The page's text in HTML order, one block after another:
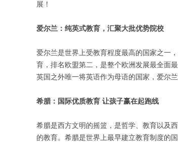
展！
爱尔兰：纯英式教育，汇聚大批优势院校
爱尔兰是世界上受教育程度最高的国家之一
育，排名欧盟第二，是整个欧洲发展最全面
英国之外唯一将英语作为母语的国家，爱尔
希腊：国际优质教育 让孩子赢在起跑线
希腊是西方文明的摇篮，是哲学、教育以及
的教育。希腊是世界上最早建立教育制度的